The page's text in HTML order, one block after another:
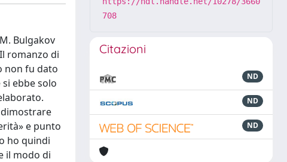
Bulgakov
romanzo di
non fu dato
ebbe solo
dimostrare
e punto
ho quindi
il modo di
708
Citazioni
ND
ND
ND